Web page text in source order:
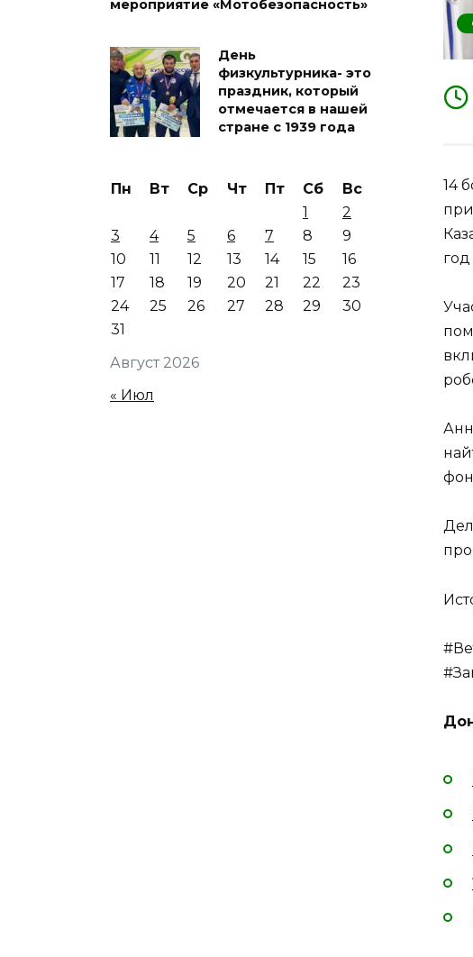
14
мероприятие «Мотобезопасность»
День
физкультурника- это
праздник, который
отмечается в нашей
стране с 1939 года
Август 2026
Пн Вт Ср Чт Пт Сб
Вс
1
2
3
4 5 6 7 8
9
10
11 12 13 14 15
16
17
18 19 20 21 22
23
24
25 26 27 28 29
30
31
« Июл